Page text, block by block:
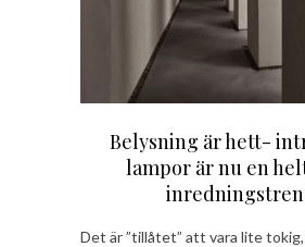
Belysning är hett-
lampor är nu en
Det är ”tillåtet” att vara lite